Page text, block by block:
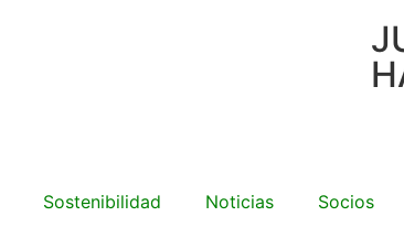
Sostenibilidad Noticias Socios